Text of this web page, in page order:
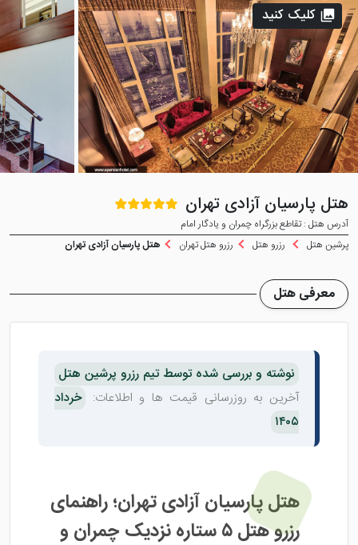
هتل پارسیان آزادی تهران
آدرس هتل : تقاطع بزرگراه چمران و یادگار امام
پرشین هتل
رزرو هتل رزرو هتل تهران هتل پارسیان آزادی تهران
کلیک کنید
معرفی هتل
نوشته و بررسی شده توسط تیم رزرو پرشین هتل
آخرین به روزرسانی قیمت ها و اطلاعات: خرداد
۱۴۰۵
هتل پارسیان آزادی تهران؛ راهنمای
رزرو هتل ۵ ستاره نزدیک چمران و